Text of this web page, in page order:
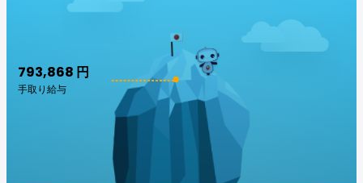
793,868 円
手取り給与